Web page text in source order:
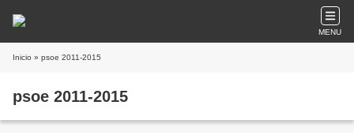
MENU
Inicio » psoe 2011-2015
psoe 2011-2015